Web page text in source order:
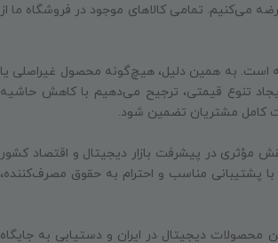
می‌کنیم. تمامی کالاهای موجود در فروشگاه ما از
است. به همین دلیل، هیچ‌گونه محصول غیراصلی یا
تنوع قیمتی، ترجیح می‌دهیم با کاهش حاشیه
کامل مشتریان تضمین شود.
مؤثری در پیشرفت بازار دیجیتال و اقتصاد کشور
با پشتیبانی مناسب و احترام به حقوق مصرف‌کننده،
محصولات دیجیتال در ایران و دستیابی به جایگاه